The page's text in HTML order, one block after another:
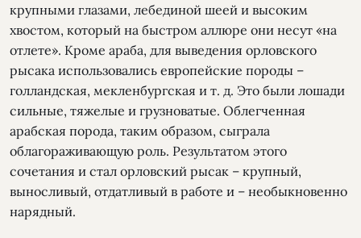
крупными глазами, лебединой шеей и высоким
хвостом, который на быстром аллюре они несут «на
отлете». Кроме араба, для выведения орловского
рысака использовались европейские породы –
голландская, мекленбургская и т. д. Это были лошади
сильные, тяжелые и грузноватые. Облегченная
арабская порода, таким образом, сыграла
облагораживающую роль. Результатом этого
сочетания и стал орловский рысак – крупный,
выносливый, отдатливый в работе и – необыкновенно
нарядный.